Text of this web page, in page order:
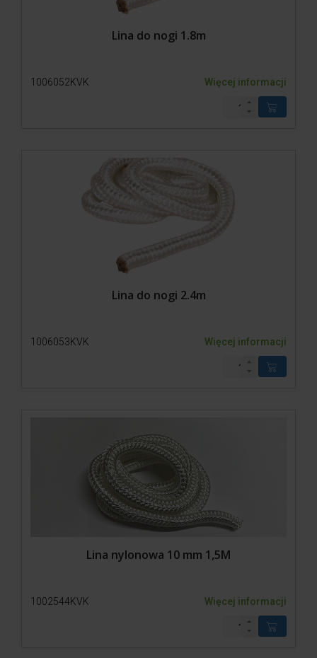
Lina do nogi 1.8m
1006052KVK Więcej informacji
Lina do nogi 2.4m
1006053KVK Więcej informacji
Lina nylonowa 10 mm 1,5M
1002544KVK Więcej informacji